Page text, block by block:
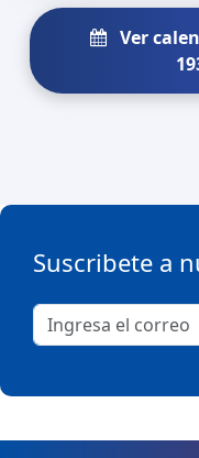
Ver
Suscribete a